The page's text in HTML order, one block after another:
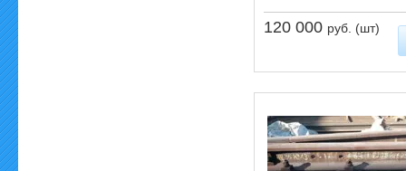
120 000 руб. (шт)